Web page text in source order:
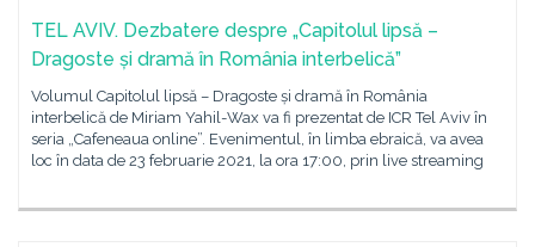
TEL AVIV. Dezbatere despre „Capitolul lipsă –
Dragoste și dramă în România interbelică”
Volumul Capitolul lipsă – Dragoste și dramă în România
interbelică de Miriam Yahil-Wax va fi prezentat de ICR Tel Aviv în
seria „Cafeneaua online”. Evenimentul, în limba ebraică, va avea
loc în data de 23 februarie 2021, la ora 17:00, prin live streaming